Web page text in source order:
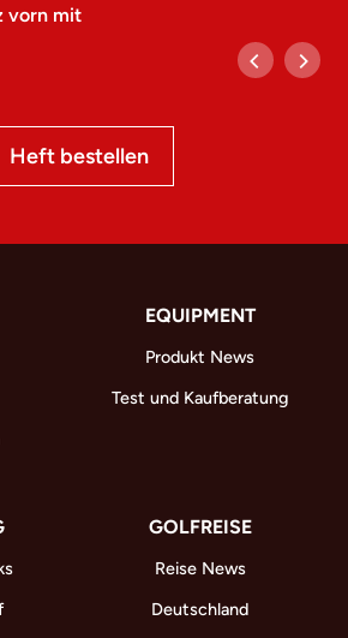
vorn mit
Heft bestellen
EQUIPMENT
Produkt News
Test und Kaufberatung
GOLFREISE
Reise News
Deutschland